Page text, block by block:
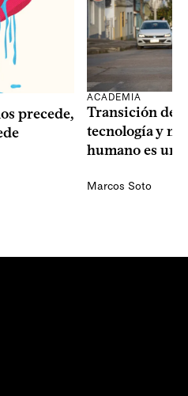
precede,
ACADEMIA
Transición
tecnología y
humano es
Marcos Soto